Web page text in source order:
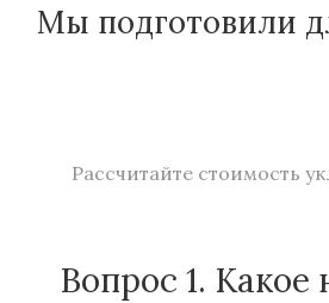
Мы подготовили
Рассчитайте стоимость
Вопрос 1.